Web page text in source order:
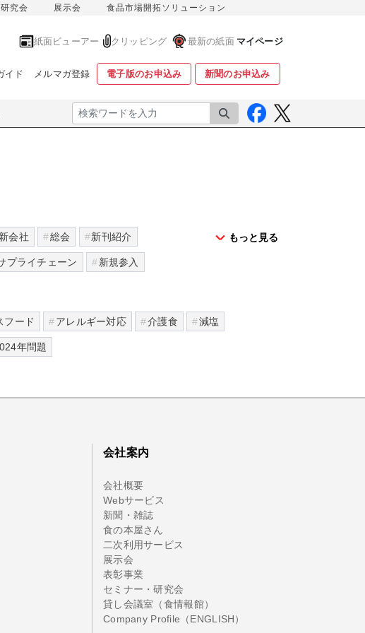
究会 展示会 食品市場開拓ソリューション
紙面ビューアー クリッピング 最新の紙面 マイページ
イド メルマガ登録 電子版のお申込み 新聞のお申込み
検索
もっと見る
新会社 総会 新刊紹介
プライチェーン 新規参入
フード アレルギー対応 介護食 減塩
年問題
会社案内
会社概要
Webサービス
新聞・雑誌
食の本屋さん
二次利用サービス
展示会
表彰事業
セミナー・研究会
貸し会議室（食情報館）
Company Profile（ENGLISH）